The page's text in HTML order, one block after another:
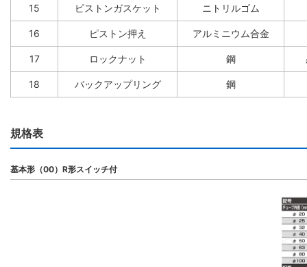
15 ピストンガスケット ニトリルゴム
16 ピストン押え アルミニウム合金
17 ロックナット 鋼
18 バックアップリング 鋼
規格表
基本形（00）R形スイッチ付